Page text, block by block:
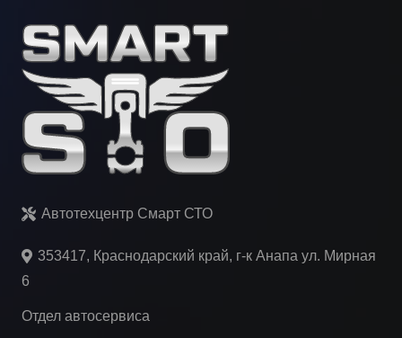
Автотехцентр Смарт СТО
353417, Краснодарский край, г-к Анапа ул. Мирная
6
Отдел автосервиса